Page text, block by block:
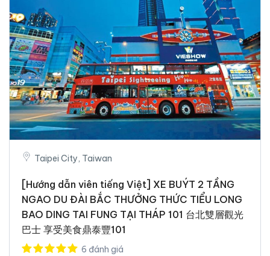
Taipei City, Taiwan
[Hướng dẫn viên tiếng Việt] XE BUÝT 2 TẦNG
NGAO DU ĐÀI BẮC THƯỞNG THỨC TIỂU LONG
BAO DING TAI FUNG TẠI THÁP 101 台北雙層觀光
巴士 享受美食鼎泰豐101
6 đánh giá